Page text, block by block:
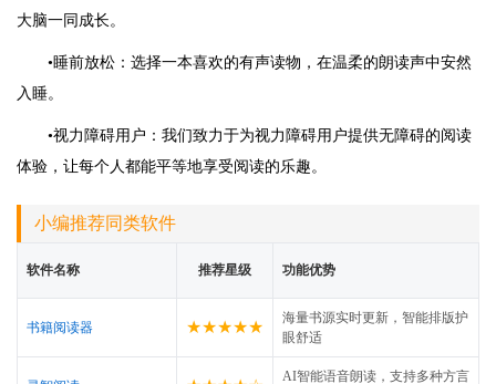
大脑一同成长。
•睡前放松：选择一本喜欢的有声读物，在温柔的朗读声中安然
入睡。
•视力障碍用户：我们致力于为视力障碍用户提供无障碍的阅读
体验，让每个人都能平等地享受阅读的乐趣。
小编推荐同类软件
软件名称 推荐星级 功能优势
书籍阅读器 ★★★★★
海量书源实时更新，智能排版护
眼舒适
AI智能语音朗读，支持多种方言